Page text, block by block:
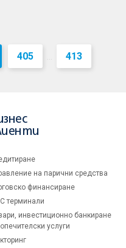
405 ... 413
на парични средства
финансиране
терминали
инвестиционно банкиране
услуги